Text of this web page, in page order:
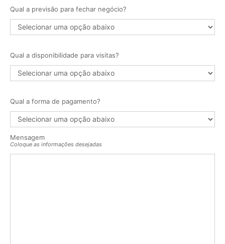
Qual a previsão para fechar negócio?
Qual a disponibilidade para visitas?
Qual a forma de pagamento?
Mensagem
Coloque as informações desejadas